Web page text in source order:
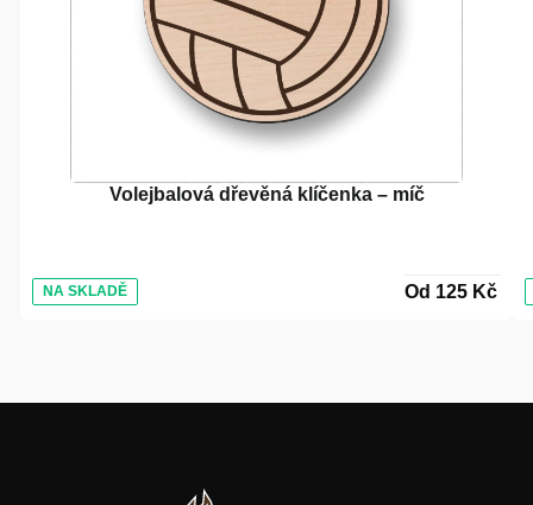
Volejbalová dřevěná klíčenka – míč
NA SKLADĚ Od 125 Kč